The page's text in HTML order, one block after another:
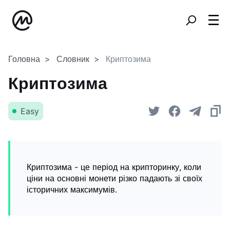
Головна Словник Криптозима
Криптозима
Easy
Криптозима - це період на крипторинку, коли
ціни на основні монети різко падають зі своїх
історичних максимумів.